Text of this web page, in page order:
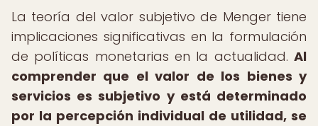
La teoría del valor subjetivo de Menger tiene
implicaciones significativas en la formulación
de políticas monetarias en la actualidad. Al
comprender que el valor de los bienes y
servicios es subjetivo y está determinado
por la percepción individual de utilidad, se